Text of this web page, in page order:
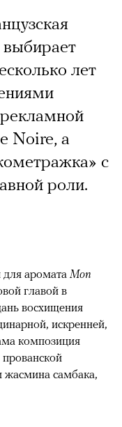
лет
Noire, а
с
роли.
аромата Mon
главой в
восхищения
искренней,
композиция
жасмина самбака,